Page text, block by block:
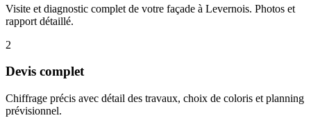
Visite et diagnostic complet de votre façade à Levernois. Photos et
rapport détaillé.
2
Devis complet
Chiffrage précis avec détail des travaux, choix de coloris et planning
prévisionnel.